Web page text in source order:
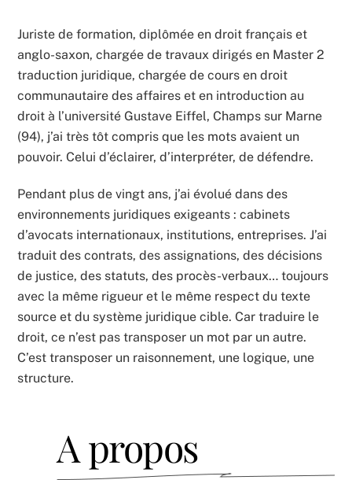
Juriste de formation, diplômée en droit français et
anglo-saxon, chargée de travaux dirigés en Master 2
traduction juridique, chargée de cours en droit
communautaire des affaires et en introduction au
droit à l’université Gustave Eiffel, Champs sur Marne
(94), j’ai très tôt compris que les mots avaient un
pouvoir. Celui d’éclairer, d’interpréter, de défendre.
Pendant plus de vingt ans, j’ai évolué dans des
environnements juridiques exigeants : cabinets
d’avocats internationaux, institutions, entreprises. J’ai
traduit des contrats, des assignations, des décisions
de justice, des statuts, des procès-verbaux… toujours
avec la même rigueur et le même respect du texte
source et du système juridique cible. Car traduire le
droit, ce n’est pas transposer un mot par un autre.
C’est transposer un raisonnement, une logique, une
structure.
A propos